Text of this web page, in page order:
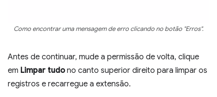
Como encontrar uma mensagem de erro clicando no botão "Erros".
Antes de continuar, mude a permissão de volta, clique
em Limpar tudono canto superior direito para limpar os
registros e recarregue a extensão.